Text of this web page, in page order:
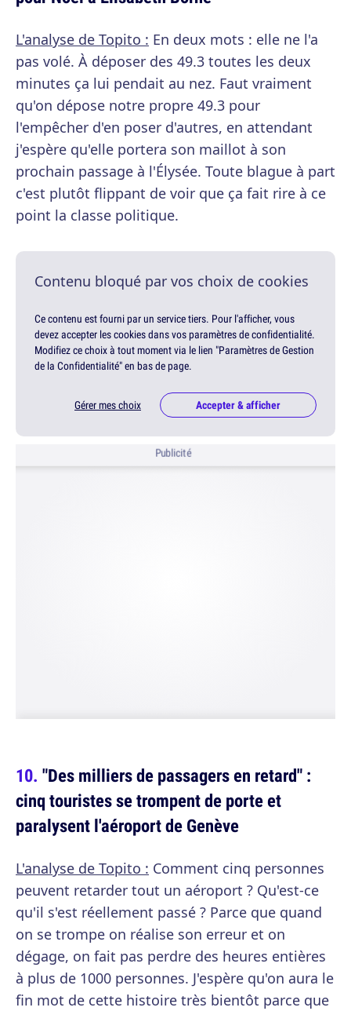
L'analyse de Topito : En deux mots : elle ne l'a
pas volé. À déposer des 49.3 toutes les deux
minutes ça lui pendait au nez. Faut vraiment
qu'on dépose notre propre 49.3 pour
l'empêcher d'en poser d'autres, en attendant
j'espère qu'elle portera son maillot à son
prochain passage à l'Élysée. Toute blague à part
c'est plutôt flippant de voir que ça fait rire à ce
point la classe politique.
Contenu bloqué par vos choix de cookies
Ce contenu est fourni par un service tiers. Pour l'afficher, vous
devez accepter les cookies dans vos paramètres de confidentialité.
Modifiez ce choix à tout moment via le lien "Paramètres de Gestion
de la Confidentialité" en bas de page.
Gérer mes choix Accepter & afficher
Publicité
"Des milliers de passagers en retard" :
cinq touristes se trompent de porte et
paralysent l'aéroport de Genève
L'analyse de Topito : Comment cinq personnes
peuvent retarder tout un aéroport ? Qu'est-ce
qu'il s'est réellement passé ? Parce que quand
on se trompe on réalise son erreur et on
dégage, on fait pas perdre des heures entières
à plus de 1000 personnes. J'espère qu'on aura le
fin mot de cette histoire très bientôt parce que